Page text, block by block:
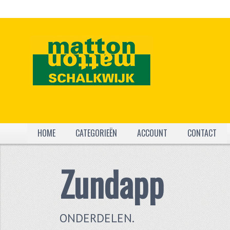
HOME CATEGORIEËN ACCOUNT CONTACT
Zundapp
ONDERDELEN.
Spaken,
EN ONDERDELEN.